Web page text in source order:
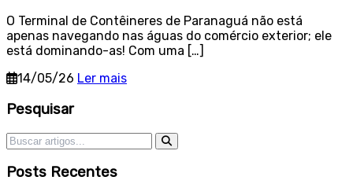
O Terminal de Contêineres de Paranaguá não está
apenas navegando nas águas do comércio exterior; ele
está dominando-as! Com uma […]
14/05/26 Ler mais
Sidebar
Pesquisar
Pesquisar por:
Posts Recentes